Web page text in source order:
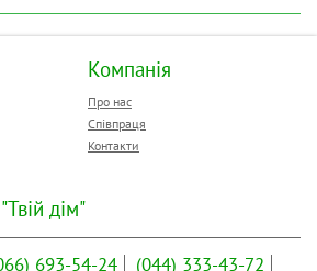
Компанія
Про нас
Співпраця
Контакти
дім"
693-54-24 (044) 333-43-72